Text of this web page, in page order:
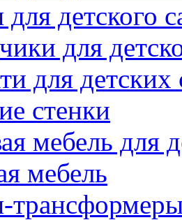
детского
для
для детских
стенки
мебель для
мебель